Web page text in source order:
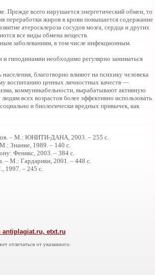
Прежде всего нарушается энергетический обмен, то
переработки жиров в крови повышается содержание
атеросклероза сосудов мозга, сердца и других
все виды обмена веществ.
заболеваниям, в том числе инфекционным.
и гиподинамии необходимо регулярно заниматься
благотворно влияют на психику человека
воспитанию ценных личностных качеств —
коммуникабельности, вырабатывают активную
всех возрастов более эффективно использовать
и биологически вредных привычек, как
– М.: ЮНИТИ-ДАНА, 2003. – 255 с.
Знание, 1989. – 140 с.
Феникс, 2003. – 384 с.
– М.: Гардарики, 2001. – 448 с.
1997. – 245 с.
antiplagiat.ru, etxt.ru
отличаться от указанного.